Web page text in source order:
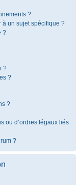
?
à un sujet spécifique ?
?
?
?
?
ou d’ordres légaux liés
?